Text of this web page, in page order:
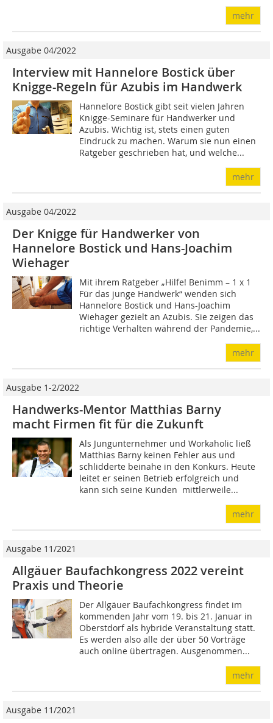
mehr
Ausgabe 04/2022
Interview mit Hannelore Bostick über
Knigge-Regeln für Azubis im Handwerk
Hannelore Bostick gibt seit vielen Jahren
Knigge-Seminare für Handwerker und
Azubis. Wichtig ist, stets einen guten
Eindruck zu machen. Warum sie nun einen
Ratgeber geschrieben hat, und welche...
mehr
Ausgabe 04/2022
Der Knigge für Handwerker von
Hannelore Bostick und Hans-Joachim
Wiehager
Mit ihrem Ratgeber „Hilfe! Benimm – 1 x 1
Für das junge Handwerk“ wenden sich
Hannelore Bostick und Hans-Joachim
Wiehager gezielt an Azubis. Sie zeigen das
richtige Verhalten während der Pandemie,...
mehr
Ausgabe 1-2/2022
Handwerks-Mentor Matthias Barny
macht Firmen fit für die Zukunft
Als Jungunternehmer und Workaholic ließ
Matthias Barny keinen Fehler aus und
schlidderte beinahe in den Konkurs. Heute
leitet er seinen Betrieb erfolgreich und
kann sich seine Kunden mittlerweile...
mehr
Ausgabe 11/2021
Allgäuer Baufachkongress 2022 vereint
Praxis und Theorie
Der Allgäuer Baufachkongress findet im
kommenden Jahr vom 19. bis 21. Januar in
Oberstdorf als hybride Veranstaltung statt.
Es werden also alle der über 50 Vorträge
auch online übertragen. Ausgenommen...
mehr
Ausgabe 11/2021